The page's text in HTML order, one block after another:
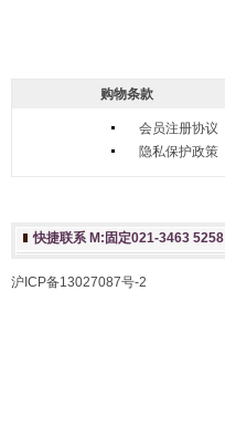
购物条款
会员注册协议
隐私保护政策
快捷联系 M:固定021-3463 5258
沪ICP备13027087号-2